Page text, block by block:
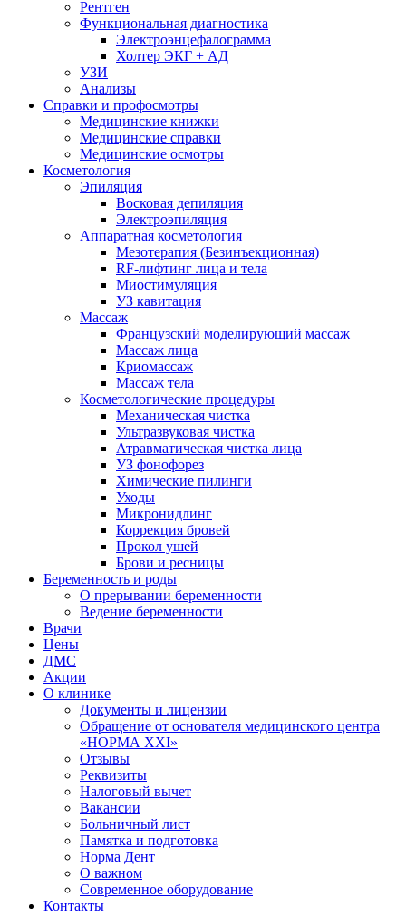
Рентген
Функциональная диагностика
Электроэнцефалограмма
Холтер ЭКГ + АД
УЗИ
Анализы
Справки и профосмотры
Медицинские книжки
Медицинские справки
Медицинские осмотры
Косметология
Эпиляция
Восковая депиляция
Электроэпиляция
Аппаратная косметология
Мезотерапия (Безинъекционная)
RF-лифтинг лица и тела
Миостимуляция
УЗ кавитация
Массаж
Французский моделирующий массаж
Массаж лица
Криомассаж
Массаж тела
Косметологические процедуры
Механическая чистка
Ультразвуковая чистка
Атравматическая чистка лица
УЗ фонофорез
Химические пилинги
Уходы
Микронидлинг
Коррекция бровей
Прокол ушей
Брови и ресницы
Беременность и роды
О прерывании беременности
Ведение беременности
Врачи
Цены
ДМС
Акции
О клинике
Документы и лицензии
Обращение от основателя медицинского центра
«НОРМА ХХI»
Отзывы
Реквизиты
Налоговый вычет
Вакансии
Больничный лист
Памятка и подготовка
Норма Дент
О важном
Современное оборудование
Контакты